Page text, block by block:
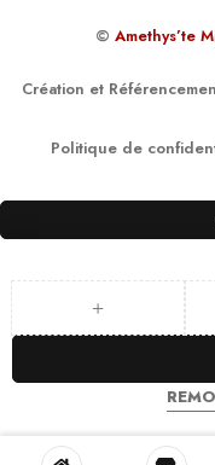
© Amethys’te
Création et
Politique de